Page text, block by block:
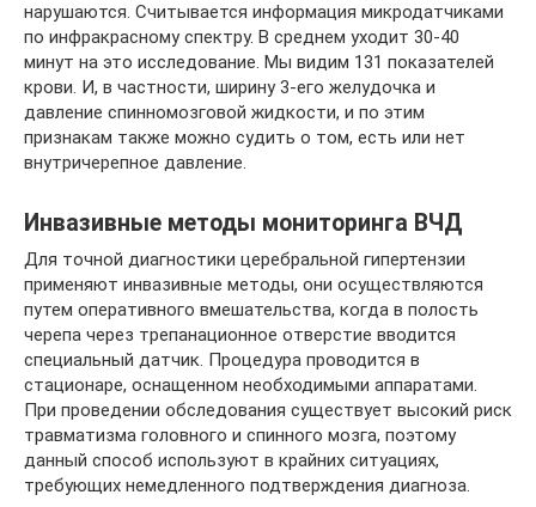
нарушаются. Считывается информация микродатчиками
по инфракрасному спектру. В среднем уходит 30-40
минут на это исследование. Мы видим 131 показателей
крови. И, в частности, ширину 3-его желудочка и
давление спинномозговой жидкости, и по этим
признакам также можно судить о том, есть или нет
внутричерепное давление.
Инвазивные методы мониторинга ВЧД
Для точной диагностики церебральной гипертензии
применяют инвазивные методы, они осуществляются
путем оперативного вмешательства, когда в полость
черепа через трепанационное отверстие вводится
специальный датчик. Процедура проводится в
стационаре, оснащенном необходимыми аппаратами.
При проведении обследования существует высокий риск
травматизма головного и спинного мозга, поэтому
данный способ используют в крайних ситуациях,
требующих немедленного подтверждения диагноза.